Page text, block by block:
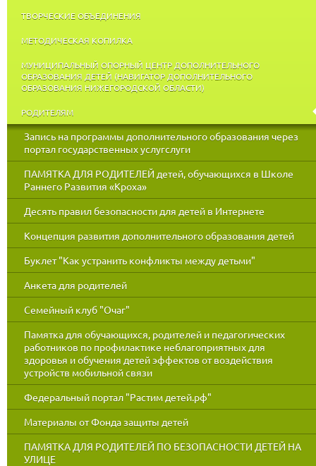
ТВОРЧЕСКИЕ ОБЪЕДИНЕНИЯ
МЕТОДИЧЕСКАЯ КОПИЛКА
МУНИЦИПАЛЬНЫЙ ОПОРНЫЙ ЦЕНТР ДОПОЛНИТЕЛЬНОГО
ОБРАЗОВАНИЯ ДЕТЕЙ (НАВИГАТОР ДОПОЛНИТЕЛЬНОГО
ОБРАЗОВАНИЯ НИЖЕГОРОДСКОЙ ОБЛАСТИ)
РОДИТЕЛЯМ
Запись на программы дополнительного образования через
портал государственных услугслуги
ПАМЯТКА ДЛЯ РОДИТЕЛЕЙ детей, обучающихся в Школе
Раннего Развития «Кроха»
Десять правил безопасности для детей в Интернете
Концепция развития дополнительного образования детей
Буклет "Как устранить конфликты между детьми"
Анкета для родителей
Семейный клуб "Очаг"
Памятка для обучающихся, родителей и педагогических
работников по профилактике неблагоприятных для
здоровья и обучения детей эффектов от воздействия
устройств мобильной связи
Федеральный портал "Растим детей.рф"
Материалы от Фонда защиты детей
ПАМЯТКА ДЛЯ РОДИТЕЛЕЙ ПО БЕЗОПАСНОСТИ ДЕТЕЙ НА
УЛИЦЕ